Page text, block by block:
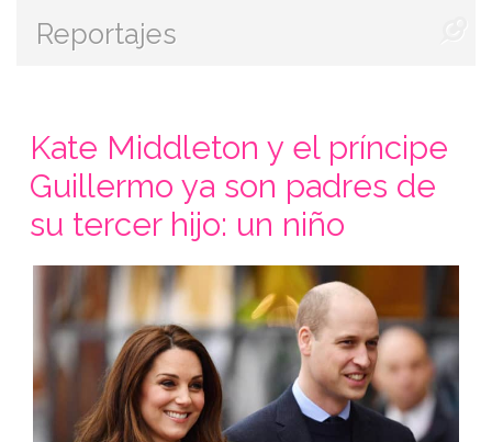
Reportajes
Kate Middleton y el príncipe
Guillermo ya son padres de
su tercer hijo: un niño